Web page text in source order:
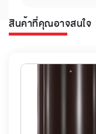
สินค้าที่คุณอาจสนใจ